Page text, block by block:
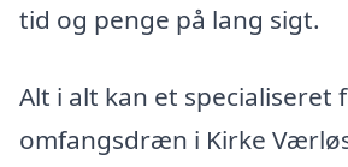
tid og penge på lang sigt.
Alt i alt kan et specialiseret
omfangsdræn i Kirke